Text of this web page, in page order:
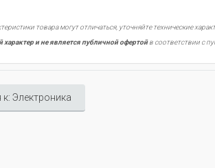
товара могут отличаться, уточняйте технические
характер и не является публичной офертойв соответствии с
к: Электроника